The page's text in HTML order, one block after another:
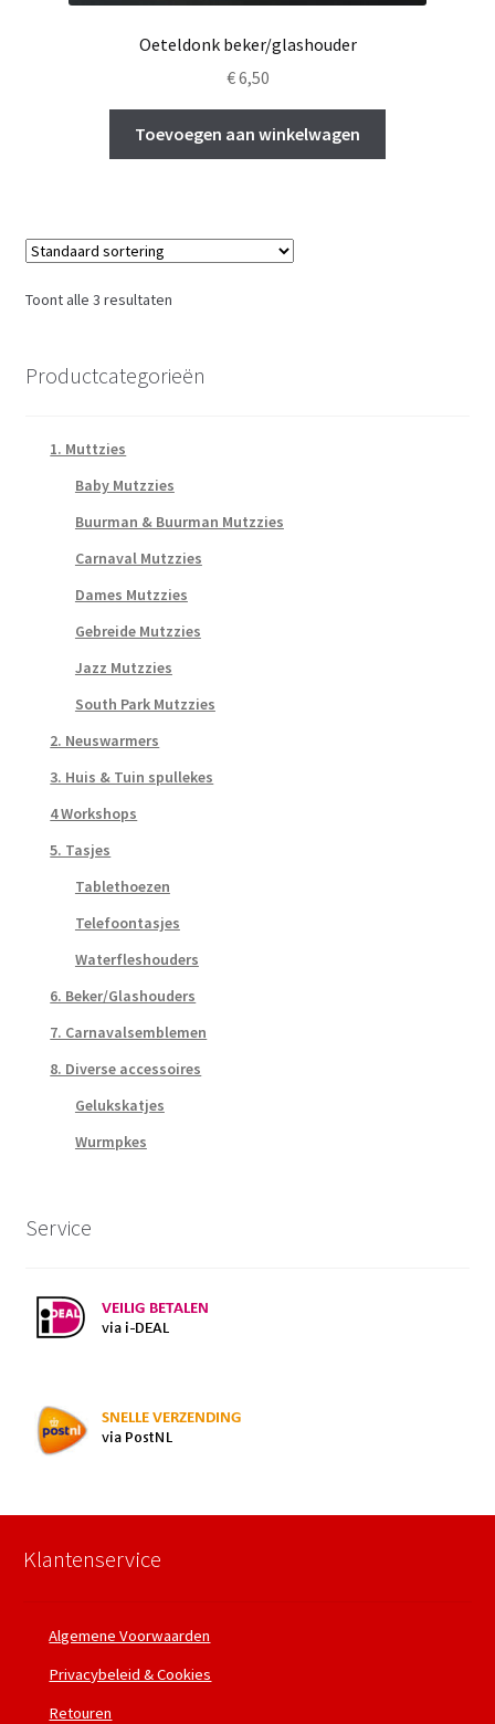
Oeteldonk beker/glashouder
€6,50
Toevoegen aan winkelwagen
Toont alle 3 resultaten
Productcategorieën
1. Muttzies
Baby Mutzzies
Buurman & Buurman Mutzzies
Carnaval Mutzzies
Dames Mutzzies
Gebreide Mutzzies
Jazz Mutzzies
South Park Mutzzies
2. Neuswarmers
3. Huis & Tuin spullekes
4 Workshops
5. Tasjes
Tablethoezen
Telefoontasjes
Waterfleshouders
6. Beker/Glashouders
7. Carnavalsemblemen
8. Diverse accessoires
Gelukskatjes
Wurmpkes
Service
Klantenservice
Algemene Voorwaarden
Privacybeleid & Cookies
Retouren